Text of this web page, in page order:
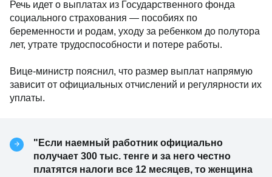
Речь идет о выплатах из Государственного фонда
социального страхования — пособиях по
беременности и родам, уходу за ребенком до полутора
лет, утрате трудоспособности и потере работы.
Вице-министр пояснил, что размер выплат напрямую
зависит от официальных отчислений и регулярности их
уплаты.
"Если наемный работник официально
получает 300 тыс. тенге и за него честно
платятся налоги все 12 месяцев, то женщина